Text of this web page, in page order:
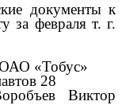
документы к
за февраля т. г.
«Тобус»
28
Виктор